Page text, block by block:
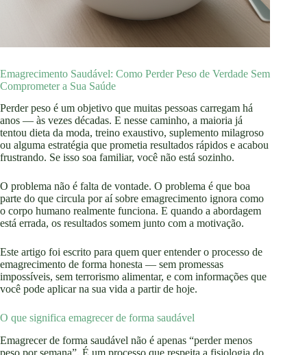
Emagrecimento Saudável: Como Perder Peso de Verdade Sem
Comprometer a Sua Saúde
Perder peso é um objetivo que muitas pessoas carregam há
anos — às vezes décadas. E nesse caminho, a maioria já
tentou dieta da moda, treino exaustivo, suplemento milagroso
ou alguma estratégia que prometia resultados rápidos e acabou
frustrando. Se isso soa familiar, você não está sozinho.
O problema não é falta de vontade. O problema é que boa
parte do que circula por aí sobre emagrecimento ignora como
o corpo humano realmente funciona. E quando a abordagem
está errada, os resultados somem junto com a motivação.
Este artigo foi escrito para quem quer entender o processo de
emagrecimento de forma honesta — sem promessas
impossíveis, sem terrorismo alimentar, e com informações que
você pode aplicar na sua vida a partir de hoje.
O que significa emagrecer de forma saudável
Emagrecer de forma saudável não é apenas “perder menos